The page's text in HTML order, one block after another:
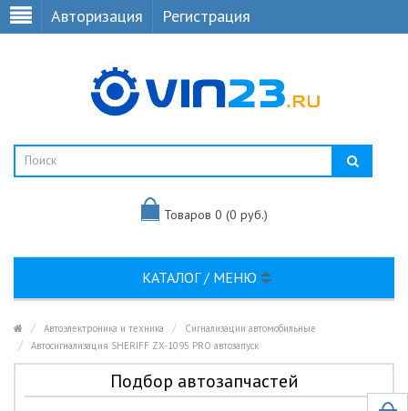
Авторизация Регистрация
Товаров 0 (0 руб.)
КАТАЛОГ / МЕНЮ
Автоэлектроника и техника
Сигнализации автомобильные
Автосигнализация SHERIFF ZX-1095 PRO автозапуск
Подбор автозапчастей